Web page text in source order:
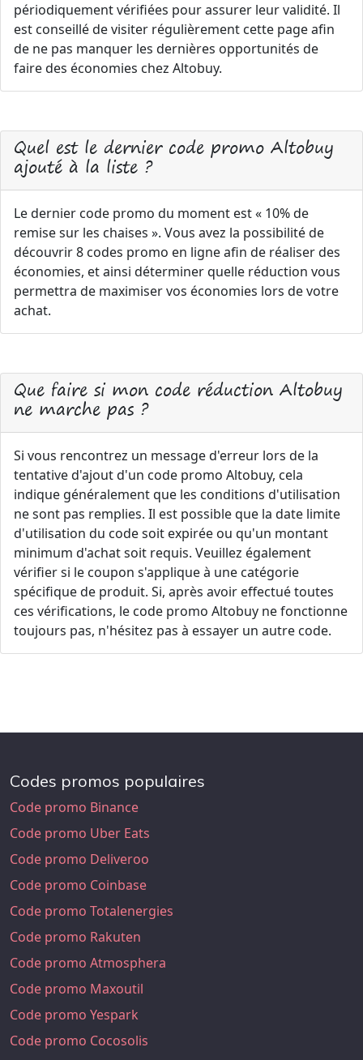
périodiquement vérifiées pour assurer leur validité. Il
est conseillé de visiter régulièrement cette page afin
de ne pas manquer les dernières opportunités de
faire des économies chez Altobuy.
Quel est le dernier code promo Altobuy
ajouté à la liste ?
Le dernier code promo du moment est « 10% de
remise sur les chaises ». Vous avez la possibilité de
découvrir 8 codes promo en ligne afin de réaliser des
économies, et ainsi déterminer quelle réduction vous
permettra de maximiser vos économies lors de votre
achat.
Que faire si mon code réduction Altobuy
ne marche pas ?
Si vous rencontrez un message d'erreur lors de la
tentative d'ajout d'un code promo Altobuy, cela
indique généralement que les conditions d'utilisation
ne sont pas remplies. Il est possible que la date limite
d'utilisation du code soit expirée ou qu'un montant
minimum d'achat soit requis. Veuillez également
vérifier si le coupon s'applique à une catégorie
spécifique de produit. Si, après avoir effectué toutes
ces vérifications, le code promo Altobuy ne fonctionne
toujours pas, n'hésitez pas à essayer un autre code.
Codes promos populaires
Code promo Binance
Code promo Uber Eats
Code promo Deliveroo
Code promo Coinbase
Code promo Totalenergies
Code promo Rakuten
Code promo Atmosphera
Code promo Maxoutil
Code promo Yespark
Code promo Cocosolis